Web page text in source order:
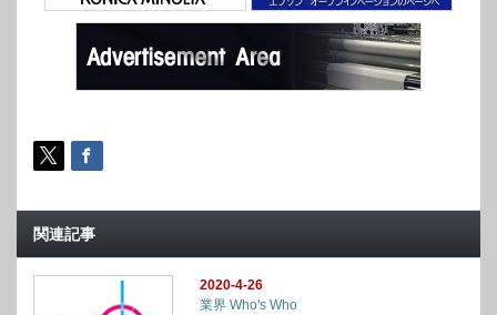
関連記事
2020-4-26
業界 Who's Who